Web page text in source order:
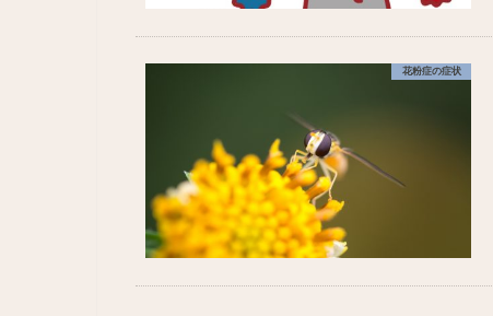
花粉症の症状